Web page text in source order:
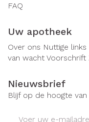
FAQ
Uw apotheek
Over ons Nuttige links
van wacht Voorschrift
Nieuwsbrief
Blijf op de hoogte